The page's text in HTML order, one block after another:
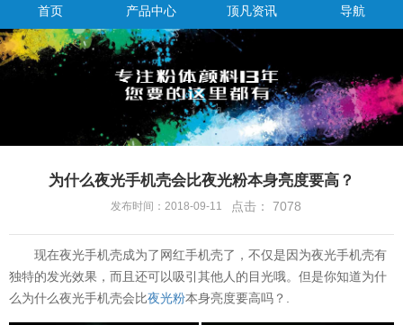
首页 产品中心 顶凡资讯 导航
为什么夜光手机壳会比夜光粉本身亮度要高？
发布时间：2018-09-11 点击： 7078
现在夜光手机壳成为了网红手机壳了，不仅是因为夜光手机壳有
独特的发光效果，而且还可以吸引其他人的目光哦。但是你知道为什
么为什么夜光手机壳会比夜光粉本身亮度要高吗？.